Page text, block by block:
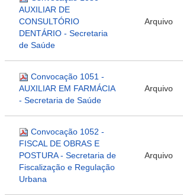
AUXILIAR DE
CONSULTÓRIO
DENTÁRIO - Secretaria
de Saúde
Arquivo
Convocação 1051 -
AUXILIAR EM FARMÁCIA
- Secretaria de Saúde
Arquivo
Convocação 1052 -
FISCAL DE OBRAS E
POSTURA - Secretaria de
Fiscalização e Regulação
Urbana
Arquivo